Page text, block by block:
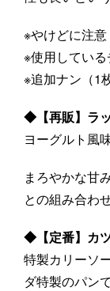
※やけどに注意
※使用してい
※追加ナン（1
◆【再販】ラ
ヨーグルト風
まろやかな甘
との組み合わ
◆【定番】カ
特製カリーソ
ダ特製のパン